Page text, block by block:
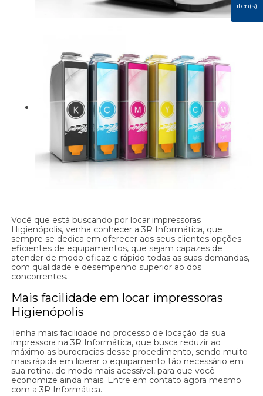
iten(s)
Você que está buscando por locar impressoras
Higienópolis, venha conhecer a 3R Informática, que
sempre se dedica em oferecer aos seus clientes opções
eficientes de equipamentos, que sejam capazes de
atender de modo eficaz e rápido todas as suas demandas,
com qualidade e desempenho superior ao dos
concorrentes.
Mais facilidade em locar impressoras
Higienópolis
Tenha mais facilidade no processo de locação da sua
impressora na 3R Informática, que busca reduzir ao
máximo as burocracias desse procedimento, sendo muito
mais rápida em liberar o equipamento tão necessário em
sua rotina, de modo mais acessível, para que você
economize ainda mais. Entre em contato agora mesmo
com a 3R Informática.